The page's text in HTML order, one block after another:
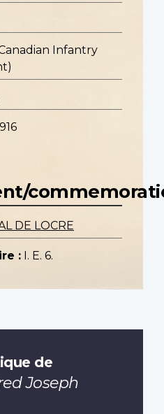
Infantry
DE LOCRE
: I. E. 6.
de
Joseph